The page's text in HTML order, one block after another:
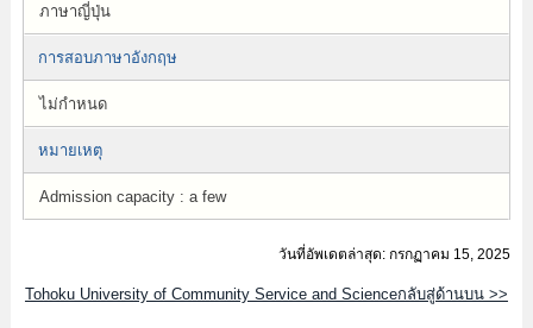
ภาษาญี่ปุ่น
การสอบภาษาอังกฤษ
ไม่กำหนด
หมายเหตุ
Admission capacity : a few
วันที่อัพเดตล่าสุด: กรกฏาคม 15, 2025
Tohoku University of Community Service and Scienceกลับสู่ด้านบน >>